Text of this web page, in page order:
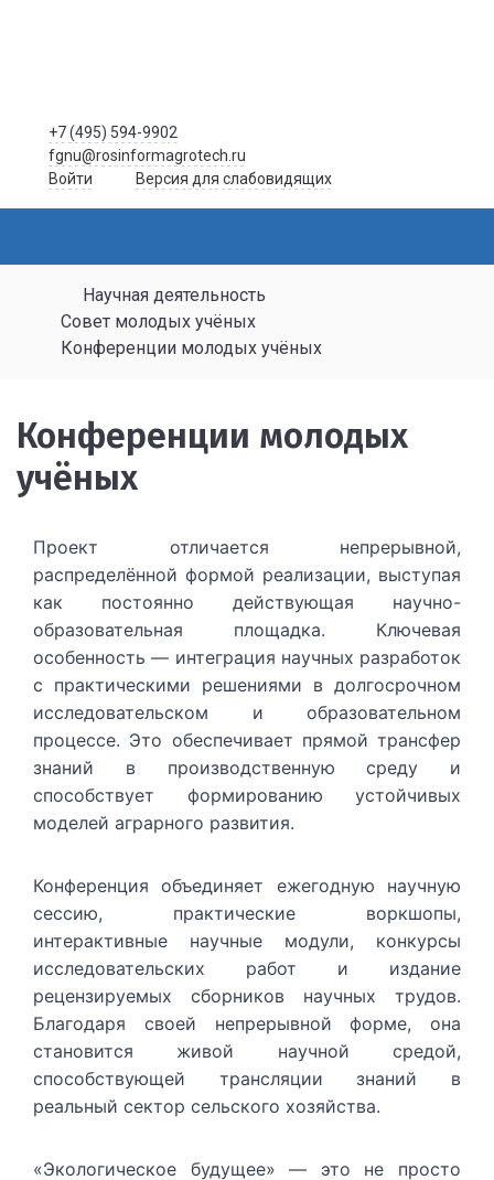
+7 (495) 594-9902
fgnu@rosinformagrotech.ru
Войти
Версия для слабовидящих
Научная деятельность
Совет молодых учёных
Конференции молодых учёных
Конференции молодых
учёных
Проект отличается непрерывной,
распределённой формой реализации, выступая
как постоянно действующая научно-
образовательная площадка. Ключевая
особенность — интеграция научных разработок
с практическими решениями в долгосрочном
исследовательском и образовательном
процессе. Это обеспечивает прямой трансфер
знаний в производственную среду и
способствует формированию устойчивых
моделей аграрного развития.
Конференция объединяет ежегодную научную
сессию, практические воркшопы,
интерактивные научные модули, конкурсы
исследовательских работ и издание
рецензируемых сборников научных трудов.
Благодаря своей непрерывной форме, она
становится живой научной средой,
способствующей трансляции знаний в
реальный сектор сельского хозяйства.
«Экологическое будущее» — это не просто